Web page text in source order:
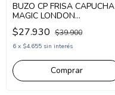
BUZO CP FRISA CAPUCHA
MAGIC LONDON
(CP253200)
$27.930 $39.900
6 x $4.655 sin interés
Comprar